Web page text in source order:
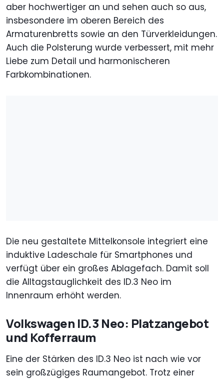
aber hochwertiger an und sehen auch so aus,
insbesondere im oberen Bereich des
Armaturenbretts sowie an den Türverkleidungen.
Auch die Polsterung wurde verbessert, mit mehr
Liebe zum Detail und harmonischeren
Farbkombinationen.
Die neu gestaltete Mittelkonsole integriert eine
induktive Ladeschale für Smartphones und
verfügt über ein großes Ablagefach. Damit soll
die Alltagstauglichkeit des ID.3 Neo im
Innenraum erhöht werden.
Volkswagen ID.3 Neo: Platzangebot
und Kofferraum
Eine der Stärken des ID.3 Neo ist nach wie vor
sein großzügiges Raumangebot. Trotz einer